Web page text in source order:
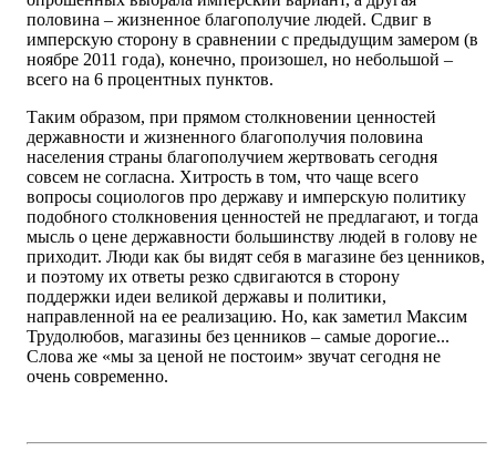
половина – жизненное благополучие людей. Сдвиг в
имперскую сторону в сравнении с предыдущим замером (в
ноябре 2011 года), конечно, произошел, но небольшой –
всего на 6 процентных пунктов.
Таким образом, при прямом столкновении ценностей
державности и жизненного благополучия половина
населения страны благополучием жертвовать сегодня
совсем не согласна. Хитрость в том, что чаще всего
вопросы социологов про державу и имперскую политику
подобного столкновения ценностей не предлагают, и тогда
мысль о цене державности большинству людей в голову не
приходит. Люди как бы видят себя в магазине без ценников,
и поэтому их ответы резко сдвигаются в сторону
поддержки идеи великой державы и политики,
направленной на ее реализацию. Но, как заметил Максим
Трудолюбов, магазины без ценников – самые дорогие...
Слова же «мы за ценой не постоим» звучат сегодня не
очень современно.